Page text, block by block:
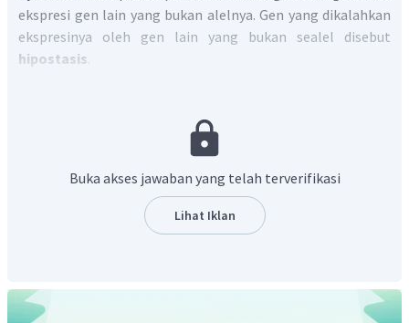
ekspresi gen lain yang bukan alelnya. Gen yang dikalahkan
ekspresinya oleh gen lain yang bukan sealel disebut
hipostasis.
Dengan demikian, pilihan jawaban yang tepat adalah D.
Buka akses jawaban yang telah terverifikasi
Lihat Iklan